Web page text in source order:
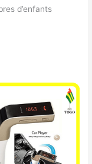
d’enfants